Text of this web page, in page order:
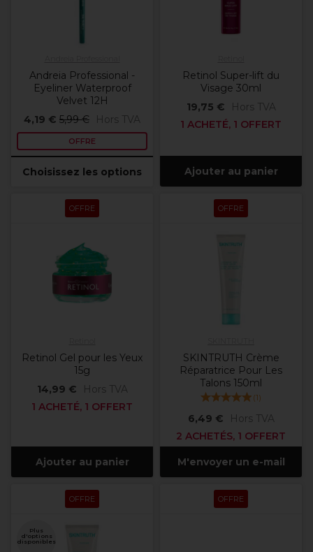
Andreia Professional -
Eyeliner Waterproof
Velvet 12H
4,19 € 5,99 € Hors TVA
OFFRE
Choisissez les options
Retinol Super-lift du
Visage 30ml
19,75 €
Hors TVA
1 ACHETÉ, 1 OFFERT
Ajouter au panier
OFFRE
Retinol Gel pour les Yeux
15g
14,99 €
Hors TVA
1 ACHETÉ, 1 OFFERT
Ajouter au panier
OFFRE
SKINTRUTH Crème
Réparatrice Pour Les
Talons 150ml
(1)
6,49 €
Hors TVA
2 ACHETÉS, 1 OFFERT
M'envoyer un e-mail
OFFRE
Plus
d'options
disponibles
OFFRE